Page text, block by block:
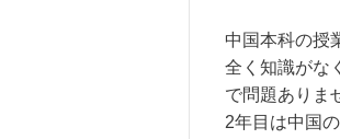
中国本科の授
全く知識がな
で問題ありま
2年目は中国